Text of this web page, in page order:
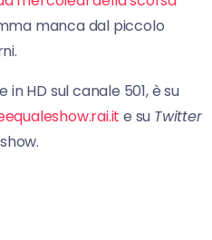
manca dal piccolo
in HD sul canale 501, è su
e su Twitter